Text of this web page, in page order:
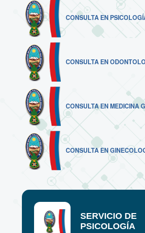
CONSULTA EN
CONSULTA EN
CONSULTA EN MEDICINA
CONSULTA EN
SERVICIO DE
PSICOLOGÍA